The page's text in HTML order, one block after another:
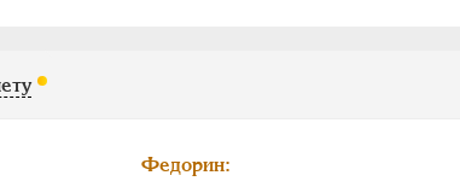
Федорин: